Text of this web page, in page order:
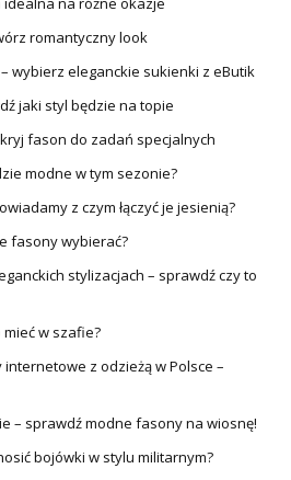
romantyczny look
wybierz eleganckie sukienki z eButik
jaki styl będzie na topie
fason do zadań specjalnych
modne w tym sezonie?
z czym łączyć je jesienią?
fasony wybierać?
stylizacjach – sprawdź czy to
w szafie?
z odzieżą w Polsce –
– sprawdź modne fasony na wiosnę!
bojówki w stylu militarnym?